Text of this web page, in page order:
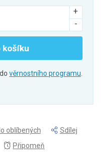
košíku
věrnostního programu.
oblíbených
Sdílej
Připomeň